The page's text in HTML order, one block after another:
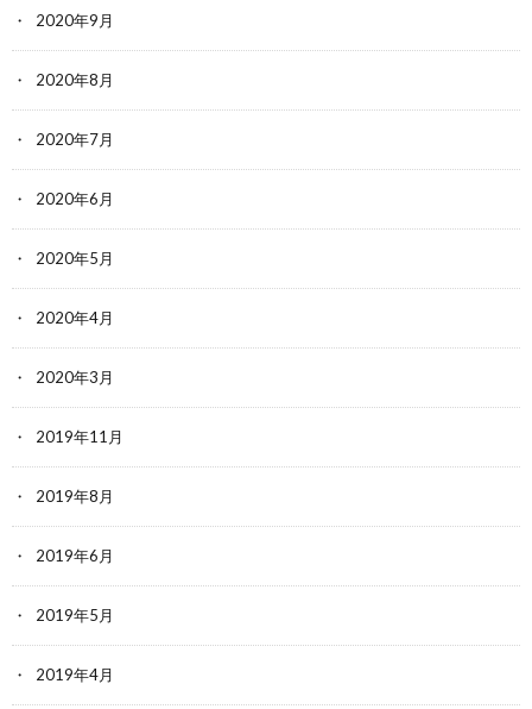
2020年9月
2020年8月
2020年7月
2020年6月
2020年5月
2020年4月
2020年3月
2019年11月
2019年8月
2019年6月
2019年5月
2019年4月